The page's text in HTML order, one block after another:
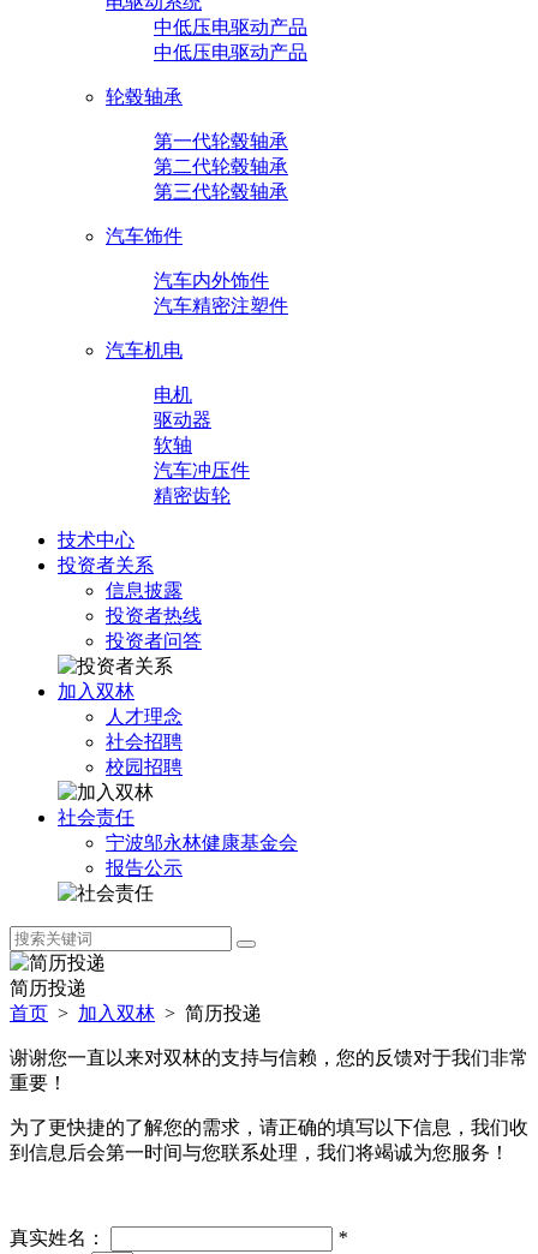
中低压电驱动产品
中低压电驱动产品
轮毂轴承
第一代轮毂轴承
第二代轮毂轴承
第三代轮毂轴承
汽车饰件
汽车内外饰件
汽车精密注塑件
汽车机电
电机
驱动器
软轴
汽车冲压件
精密齿轮
技术中心
投资者关系
信息披露
投资者热线
投资者问答
加入双林
人才理念
社会招聘
校园招聘
社会责任
宁波邬永林健康基金会
报告公示
简历投递
首页 > 加入双林 > 简历投递
谢谢您一直以来对双林的支持与信赖，您的反馈对于我们非常
重要！
为了更快捷的了解您的需求，请正确的填写以下信息，我们收
到信息后会第一时间与您联系处理，我们将竭诚为您服务！
真实姓名：
*